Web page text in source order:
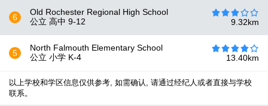
6
Old Rochester Regional High School
公立 高中 9-12 9.32km
5
North Falmouth Elementary School
公立 小学 K-4 13.40km
以上学校和学区信息仅供参考, 如需确认, 请通过经纪人或者直接与学校
联系。